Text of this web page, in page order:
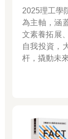
劉裕說：「我跟
個能力，真的不能
事務很多。道鄰
人一樣。他現在都
的兒子們？你可以
孩子？你也太看
2025理工學
為主軸，涵
文素養拓展
自我投資，
杆，撬動未